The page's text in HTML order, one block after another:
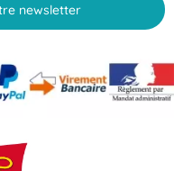
newsletter